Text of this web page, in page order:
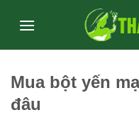
Mua bột yến
đâu